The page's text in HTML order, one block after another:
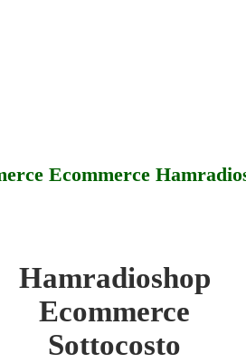
Ecommerce
- Ecommerce Ecommerce
Hamradioshop
Ecommerce
Sottocosto